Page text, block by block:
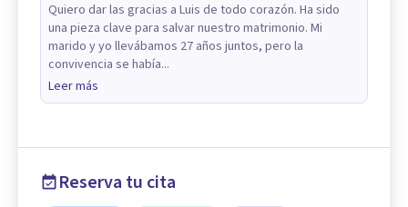
Quiero dar las gracias a Luis de todo corazón. Ha sido
una pieza clave para salvar nuestro matrimonio. Mi
marido y yo llevábamos 27 años juntos, pero la
convivencia se había...
Leer más
Reserva tu cita